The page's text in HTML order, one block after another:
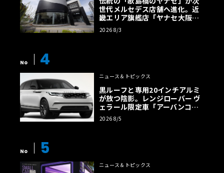
世代メルセデス店舗へ進化。近
畿エリア旗艦店「ヤナセ大阪支
店」がリニューアル
2026 8/3
No 4
ニュース＆トピックス
黒ルーフと専用20インチアルミ
が放つ陰影。レンジローバー ヴ
ェラール限定車「アーバンコン
トラスト・エディション」登場
2026 8/5
No 5
ニュース＆トピックス